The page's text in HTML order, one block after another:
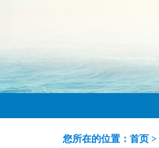
您所在的位置： 首页 >